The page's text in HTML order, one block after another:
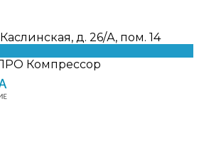
д. 26/А, пом. 14
Компрессор